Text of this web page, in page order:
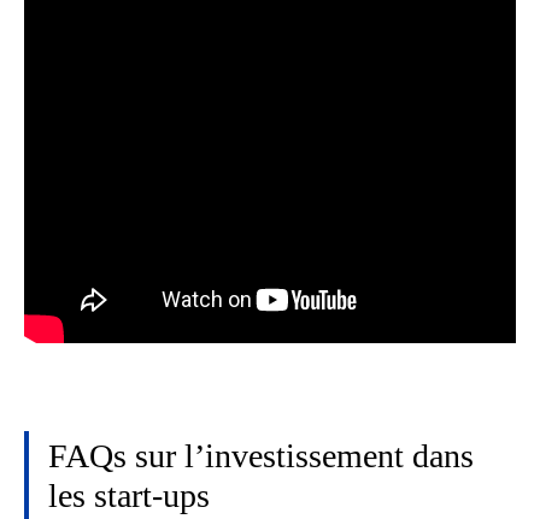
FAQs sur l’investissement dans
les start-ups